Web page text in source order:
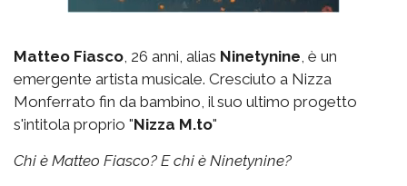
Matteo Fiasco , 26 anni, alias Ninetynine , è un
emergente artista musicale. Cresciuto a Nizza
Monferrato fin da bambino, il suo ultimo progetto
s'intitola proprio "Nizza M.to"
Chi è Matteo Fiasco? E chi è Ninetynine?